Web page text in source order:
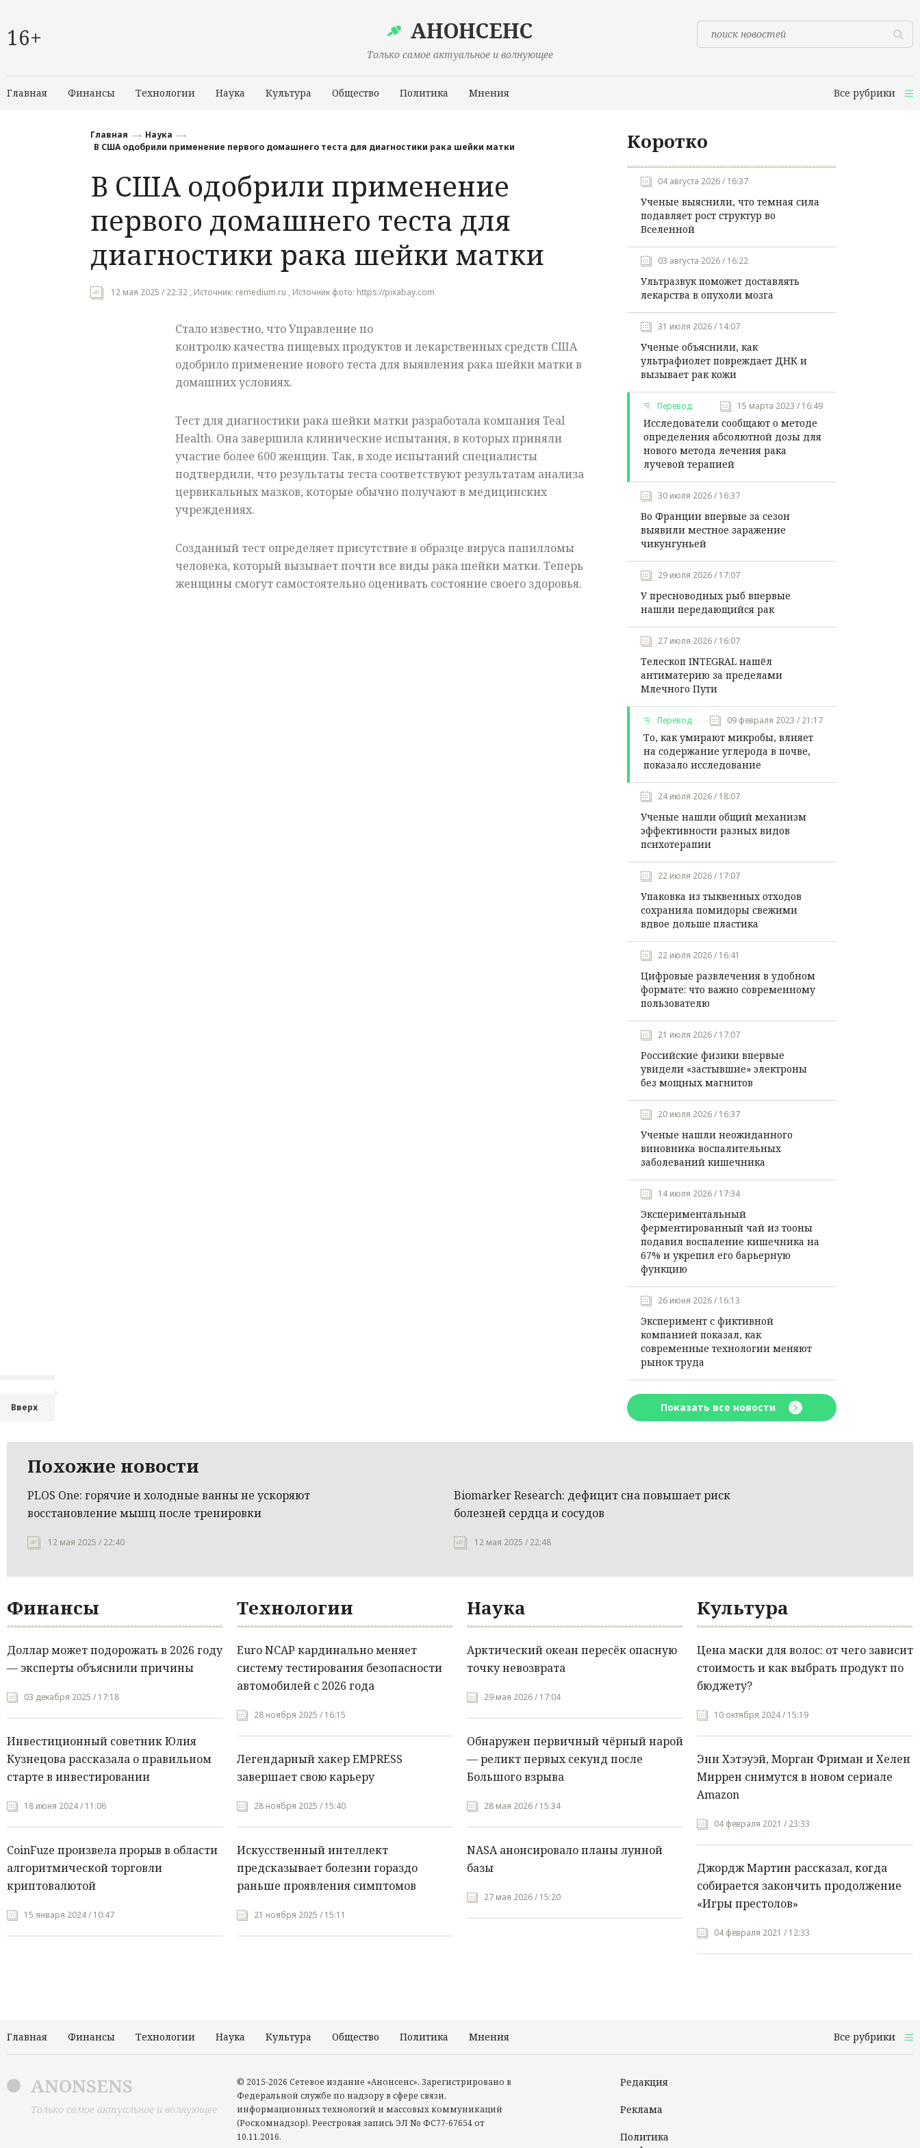
16+ АНОНСЕНС
Только самое актуальное и волнующее
Главная Финансы Технологии Наука Культура Общество Политика Мнения Все рубрики
Вверх
Главная
Наука
В США одобрили применение первого домашнего теста для диагностики рака шейки матки
В США одобрили применение
первого домашнего теста для
диагностики рака шейки матки
12 мая 2025 / 22:32 , Источник: remedium.ru , Источник фото: https://pixabay.com
Стало известно, что Управление по
контролю качества пищевых продуктов и лекарственных средств США
одобрило применение нового теста для выявления рака шейки матки в
домашних условиях.
Тест для диагностики рака шейки матки разработала компания Teal
Health. Она завершила клинические испытания, в которых приняли
участие более 600 женщин. Так, в ходе испытаний специалисты
подтвердили, что результаты теста соответствуют результатам анализа
цервикальных мазков, которые обычно получают в медицинских
учреждениях.
Созданный тест определяет присутствие в образце вируса папилломы
человека, который вызывает почти все виды рака шейки матки. Теперь
женщины смогут самостоятельно оценивать состояние своего здоровья.
Коротко
04 августа 2026 / 16:37
Ученые выяснили, что темная сила
подавляет рост структур во
Вселенной
03 августа 2026 / 16:22
Ультразвук поможет доставлять
лекарства в опухоли мозга
31 июля 2026 / 14:07
Ученые объяснили, как
ультрафиолет повреждает ДНК и
вызывает рак кожи
Перевод 15 марта 2023 / 16:49
Исследователи сообщают о методе
определения абсолютной дозы для
нового метода лечения рака
лучевой терапией
30 июля 2026 / 16:37
Во Франции впервые за сезон
выявили местное заражение
чикунгуньей
29 июля 2026 / 17:07
У пресноводных рыб впервые
нашли передающийся рак
27 июля 2026 / 16:07
Телескоп INTEGRAL нашёл
антиматерию за пределами
Млечного Пути
Перевод 09 февраля 2023 / 21:17
То, как умирают микробы, влияет
на содержание углерода в почве,
показало исследование
24 июля 2026 / 18:07
Ученые нашли общий механизм
эффективности разных видов
психотерапии
22 июля 2026 / 17:07
Упаковка из тыквенных отходов
сохранила помидоры свежими
вдвое дольше пластика
22 июля 2026 / 16:41
Цифровые развлечения в удобном
формате: что важно современному
пользователю
21 июля 2026 / 17:07
Российские физики впервые
увидели «застывшие» электроны
без мощных магнитов
20 июля 2026 / 16:37
Ученые нашли неожиданного
виновника воспалительных
заболеваний кишечника
14 июля 2026 / 17:34
Экспериментальный
ферментированный чай из тооны
подавил воспаление кишечника на
67% и укрепил его барьерную
функцию
26 июня 2026 / 16:13
Эксперимент с фиктивной
компанией показал, как
современные технологии меняют
рынок труда
Показать все новости
Похожие новости
PLOS One: горячие и холодные ванны не ускоряют
восстановление мышц после тренировки
12 мая 2025 / 22:40
Biomarker Research: дефицит сна повышает риск
болезней сердца и сосудов
12 мая 2025 / 22:48
Финансы
Доллар может подорожать в 2026 году
— эксперты объяснили причины
03 декабря 2025 / 17:18
Инвестиционный советник Юлия
Кузнецова рассказала о правильном
старте в инвестировании
18 июня 2024 / 11:06
CoinFuze произвела прорыв в области
алгоритмической торговли
криптовалютой
15 января 2024 / 10:47
Технологии
Euro NCAP кардинально меняет
систему тестирования безопасности
автомобилей с 2026 года
28 ноября 2025 / 16:15
Легендарный хакер EMPRESS
завершает свою карьеру
28 ноября 2025 / 15:40
Искусственный интеллект
предсказывает болезни гораздо
раньше проявления симптомов
21 ноября 2025 / 15:11
Наука
Арктический океан пересёк опасную
точку невозврата
29 мая 2026 / 17:04
Обнаружен первичный чёрный нарой
— реликт первых секунд после
Большого взрыва
28 мая 2026 / 15:34
NASA анонсировало планы лунной
базы
27 мая 2026 / 15:20
Культура
Цена маски для волос: от чего зависит
стоимость и как выбрать продукт по
бюджету?
10 октября 2024 / 15:19
Энн Хэтэуэй, Морган Фриман и Хелен
Миррен снимутся в новом сериале
Amazon
04 февраля 2021 / 23:33
Джордж Мартин рассказал, когда
собирается закончить продолжение
«Игры престолов»
04 февраля 2021 / 12:33
Главная Финансы Технологии Наука Культура Общество Политика Мнения Все рубрики
ANONSENS
Только самое актуальное и волнующее
© 2015-2026 Сетевое издание «Анонсенс». Зарегистрировано в
Федеральной службе по надзору в сфере связи,
информационных технологий и массовых коммуникаций
(Роскомнадзор). Реестровая запись ЭЛ No ФС77-67654 от
10.11.2016.
Редакция
Реклама
Политика